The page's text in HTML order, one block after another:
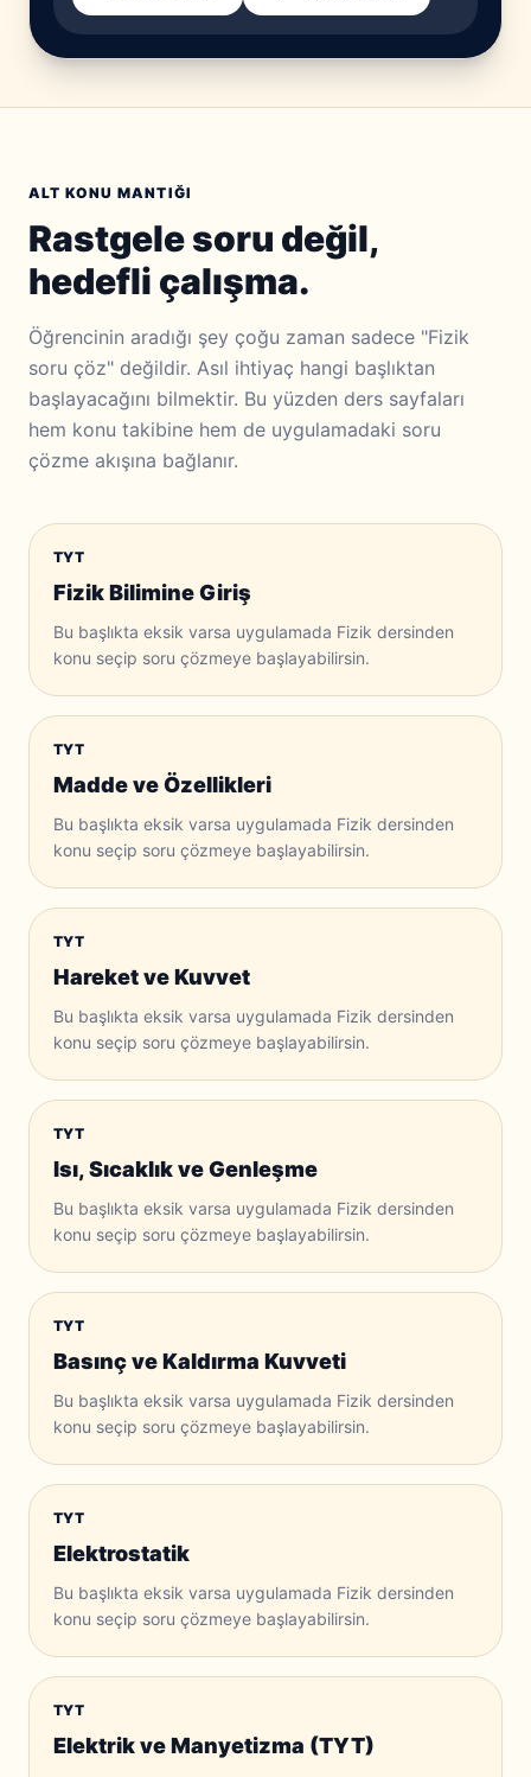
ALT KONU MANTIĞI
Rastgele soru değil,
hedefli çalışma.
Öğrencinin aradığı şey çoğu zaman sadece "Fizik
soru çöz" değildir. Asıl ihtiyaç hangi başlıktan
başlayacağını bilmektir. Bu yüzden ders sayfaları
hem konu takibine hem de uygulamadaki soru
çözme akışına bağlanır.
TYT
Fizik Bilimine Giriş
Bu başlıkta eksik varsa uygulamada Fizik dersinden
konu seçip soru çözmeye başlayabilirsin.
TYT
Madde ve Özellikleri
Bu başlıkta eksik varsa uygulamada Fizik dersinden
konu seçip soru çözmeye başlayabilirsin.
TYT
Hareket ve Kuvvet
Bu başlıkta eksik varsa uygulamada Fizik dersinden
konu seçip soru çözmeye başlayabilirsin.
TYT
Isı, Sıcaklık ve Genleşme
Bu başlıkta eksik varsa uygulamada Fizik dersinden
konu seçip soru çözmeye başlayabilirsin.
TYT
Basınç ve Kaldırma Kuvveti
Bu başlıkta eksik varsa uygulamada Fizik dersinden
konu seçip soru çözmeye başlayabilirsin.
TYT
Elektrostatik
Bu başlıkta eksik varsa uygulamada Fizik dersinden
konu seçip soru çözmeye başlayabilirsin.
TYT
Elektrik ve Manyetizma (TYT)